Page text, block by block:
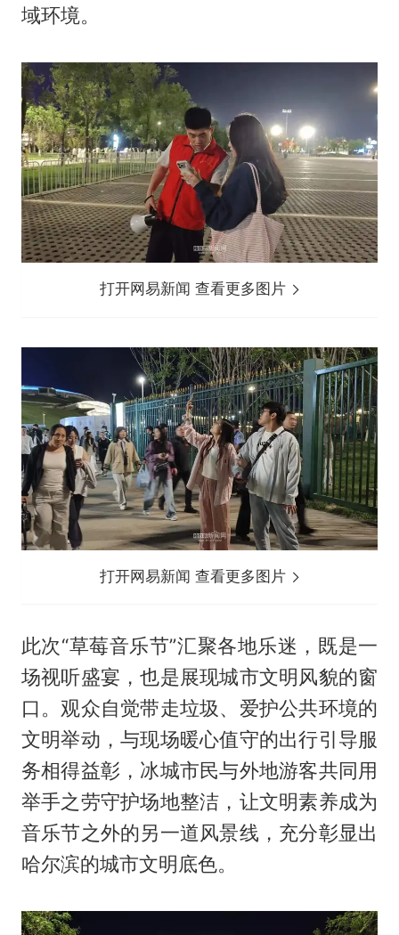
域环境。
打开网易新闻 查看更多图片
打开网易新闻 查看更多图片
此次“草莓音乐节”汇聚各地乐迷，既是一
场视听盛宴，也是展现城市文明风貌的窗
口。观众自觉带走垃圾、爱护公共环境的
文明举动，与现场暖心值守的出行引导服
务相得益彰，冰城市民与外地游客共同用
举手之劳守护场地整洁，让文明素养成为
音乐节之外的另一道风景线，充分彰显出
哈尔滨的城市文明底色。